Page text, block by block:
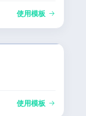
使用模板
使用模板